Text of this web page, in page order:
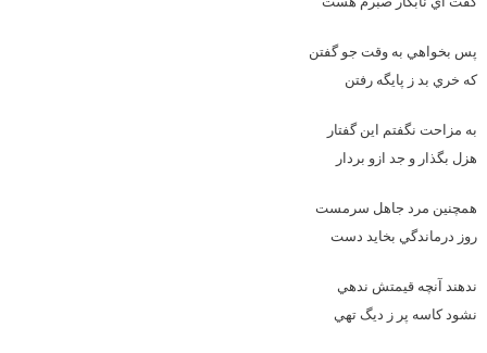
پس بخواهي به وقت جو گفتن
که خري بد ز پايگه رفتن
به مزاحت نگفتم اين گفتار
هزل بگذار و جد ازو بردار
همچنين مرد جاهل سرمست
روز درماندگي بخايد دست
ندهند آنچه قيمتش ندهي
نشود کاسه پر ز ديگ تهي